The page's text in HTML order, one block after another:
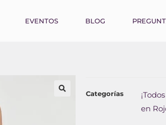
EVENTOS BLOG
Categorías
en